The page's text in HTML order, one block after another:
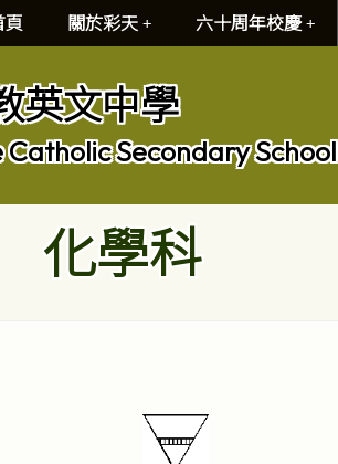
頁 關於彩天 六十周年校慶
英文中學
Secondary School
化學科